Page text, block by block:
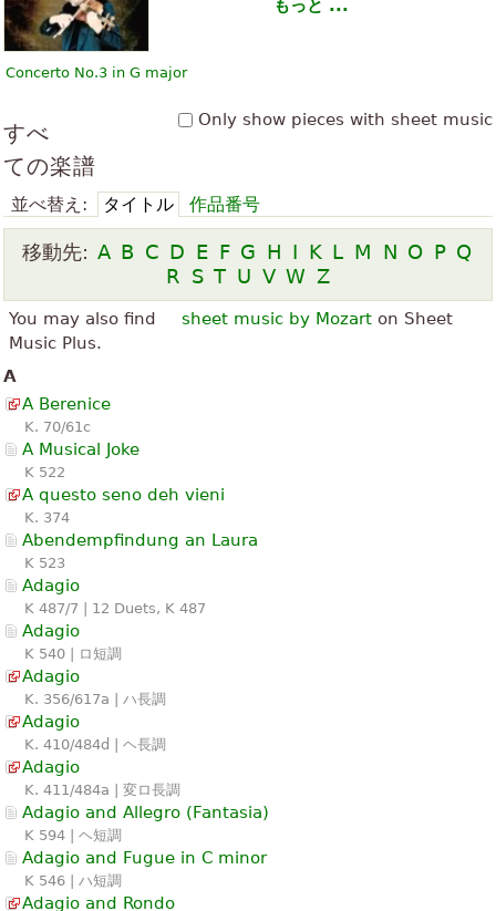
Concerto No.3 in G major
もっと ...
Only show pieces with sheet music
すべ
ての楽譜
並べ替え: タイトル 作品番号
移動先: A B C D E F G H I K L M N O P Q
R S T U V W Z
You may also find sheet music by Mozart on Sheet
Music Plus.
A
A Berenice
K. 70/61c
A Musical Joke
K 522
A questo seno deh vieni
K. 374
Abendempfindung an Laura
K 523
Adagio
K 487/7 | 12 Duets, K 487
Adagio
K 540 | ロ短調
Adagio
K. 356/617a | ハ長調
Adagio
K. 410/484d | ヘ長調
Adagio
K. 411/484a | 変ロ長調
Adagio and Allegro (Fantasia)
K 594 | ヘ短調
Adagio and Fugue in C minor
K 546 | ハ短調
Adagio and Rondo